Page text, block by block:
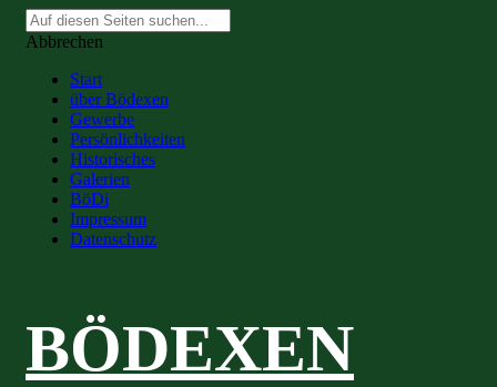
Suche
nach:
Abbrechen
Start
über Bödexen
Gewerbe
Persönlichkeiten
Historisches
Galerien
BöDi
Impressum
Datenschutz
BÖDEXEN